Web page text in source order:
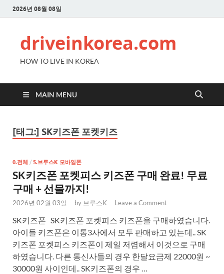
2026년 08월 08일
driveinkorea.com
HOW TO LIVE IN KOREA
MAIN MENU
[태그:] SK키즈폰 포켓키즈
0.전체 / 5.브루스K 모바일폰
SK키즈폰 포켓피스 키즈폰 구매 완료! 무료
구매 + 선물까지!
2026년 02월 03일 - by 브루스K - Leave a Comment
SK키즈폰 SK키즈폰 포켓피스 키즈폰을 구매하였습니다.
아이들 키즈폰은 이통3사에서 모두 판매하고 있는데.. SK
키즈폰 포켓피스 키즈폰이 제일 저렴해서 이것으로 구매
하였습니다. 다른 통신사들의 경우 한달요금제 22000원 ~
30000원 사이인데.. SK키즈폰의 경우 …